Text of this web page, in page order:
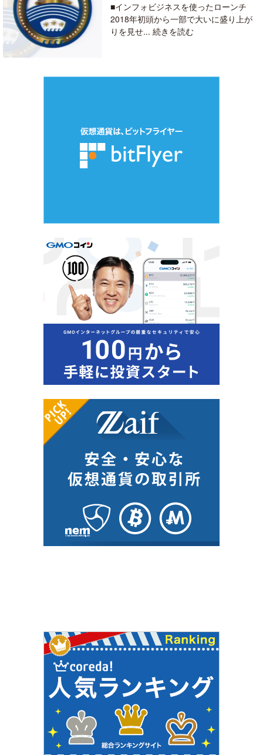
■インフォビジネスを使ったローンチ
2018年初頭から一部で大いに盛り上が
りを見せ... 続きを読む